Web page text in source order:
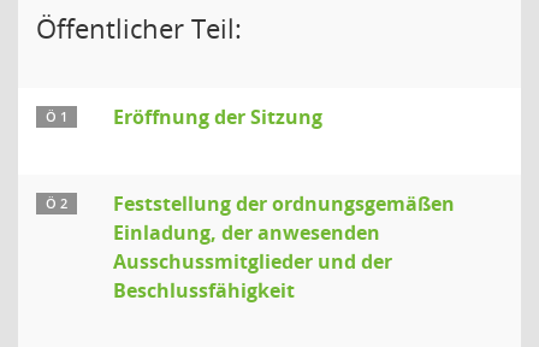
Öffentlicher Teil:
Ö 1 Eröffnung der Sitzung
Ö 2
Feststellung der ordnungsgemäßen
Einladung, der anwesenden
Ausschussmitglieder und der
Beschlussfähigkeit